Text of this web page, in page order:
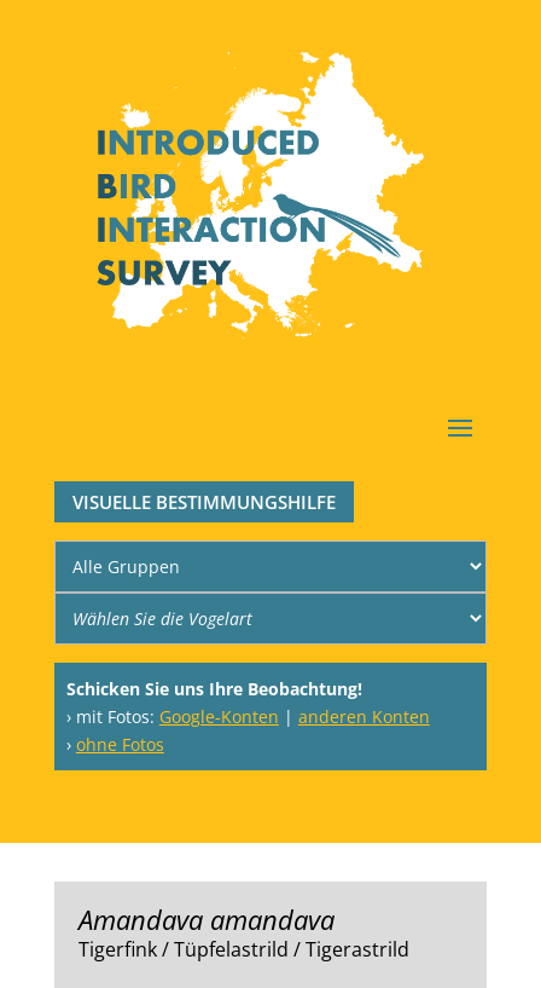
VISUELLE BESTIMMUNGSHILFE
Schicken Sie uns Ihre Beobachtung!
› mit Fotos: Google-Konten | anderen Konten
› ohne Fotos
Amandava amandava
Tigerfink / Tüpfelastrild / Tigerastrild